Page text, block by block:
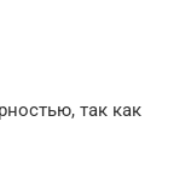
так как